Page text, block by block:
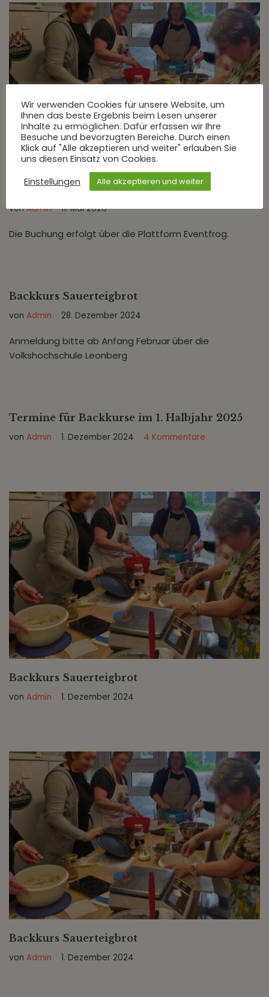
Backkurs Sauerteigbrot
vonAdmin 11. Mai 2026
Die Buchung erfolgt über die Plattform Eventfrog.
Backkurs Sauerteigbrot
von Admin 28. Dezember 2024
Anmeldung bitte ab Anfang Februar über die
Volkshochschule Leonberg
Termine für Backkurse im 1. Halbjahr 2025
von Admin 1. Dezember 2024 4 Kommentare
Backkurs Sauerteigbrot
von Admin 1. Dezember 2024
Backkurs Sauerteigbrot
von Admin 1. Dezember 2024
Wir verwenden Cookies für unsere Website, um
Ihnen das beste Ergebnis beim Lesen unserer
Inhalte zu ermöglichen. Dafür erfassen wir Ihre
Besuche und bevorzugten Bereiche. Durch einen
Klick auf "Alle akzeptieren und weiter" erlauben Sie
uns diesen Einsatz von Cookies.
Einstellungen
Alle akzeptieren und weiter